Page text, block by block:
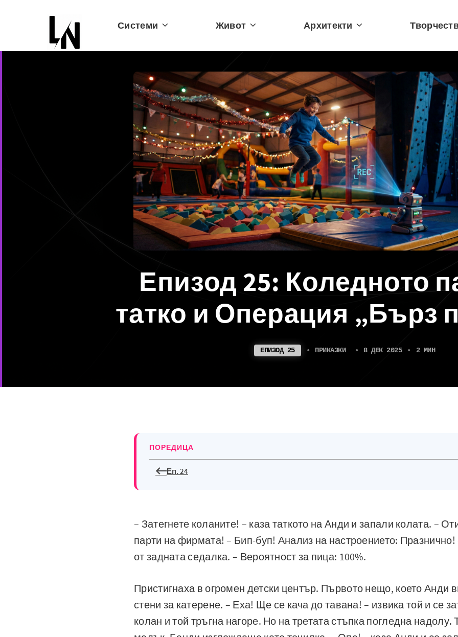
Системи Живот Архитекти
Епизод 25: Коледното
татко и Операция „Бърз
ЕПИЗОД 25 • ПРИКАЗКИ • 8 ДЕК 2025 • 2 МИН
ПОРЕДИЦА
Еп. 24
– Затегнете коланите! – каза таткото на Анди и запали колата. –
парти на фирмата! – Бип-буп! Анализ на настроението: Празнично!
от задната седалка. – Вероятност за пица: 100%.
Пристигнаха в огромен детски център. Първото нещо, което Анди
стени за катерене. – Еха! Ще се кача до тавана! – извика той и се
колан и той тръгна нагоре. Но на третата стъпка погледна